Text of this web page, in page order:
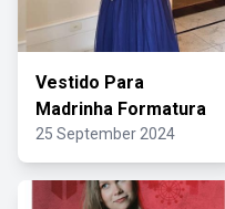
Vestido Para
Madrinha Formatura
25 September 2024